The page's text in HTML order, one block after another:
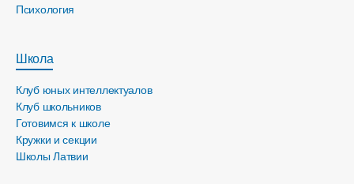
Психология
Школа
Клуб юных интеллектуалов
Клуб школьников
Готовимся к школе
Кружки и секции
Школы Латвии